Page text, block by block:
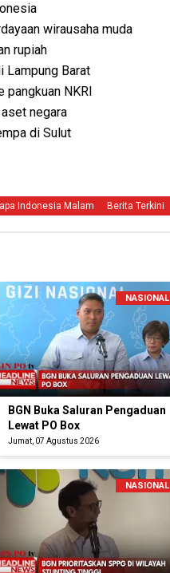
wirausaha muda
rupiah
Lampung Barat
NKRI
negara
di Sulut
Indonesia Malam Berita Terkini
NASIONAL
BGN Buka Saluran Pengaduan
Lewat PO Box
Jumat, 07 Agustus 2026
NASIONAL